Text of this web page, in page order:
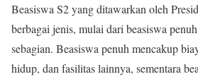
Beasiswa S2 yang ditawarkan oleh
berbagai jenis, mulai dari beasiswa
sebagian. Beasiswa penuh mencakup
hidup, dan fasilitas lainnya, sementara